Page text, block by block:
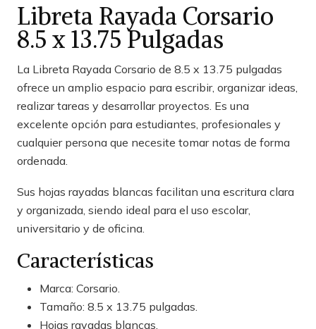
Libreta Rayada Corsario
8.5 x 13.75 Pulgadas
La Libreta Rayada Corsario de 8.5 x 13.75 pulgadas
ofrece un amplio espacio para escribir, organizar ideas,
realizar tareas y desarrollar proyectos. Es una
excelente opción para estudiantes, profesionales y
cualquier persona que necesite tomar notas de forma
ordenada.
Sus hojas rayadas blancas facilitan una escritura clara
y organizada, siendo ideal para el uso escolar,
universitario y de oficina.
Características
Marca: Corsario.
Tamaño: 8.5 x 13.75 pulgadas.
Hojas rayadas blancas.